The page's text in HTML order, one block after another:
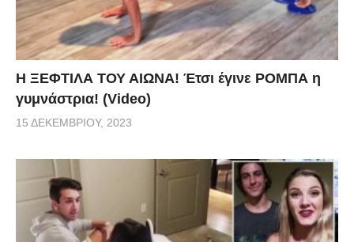
Η ΞΕΦΤΙΛΑ ΤΟΥ ΑΙΩΝΑ! Έτσι έγινε ΡΟΜΠΑ η
γυμνάστρια! (Video)
15 ΔΕΚΕΜΒΡΊΟΥ, 2023